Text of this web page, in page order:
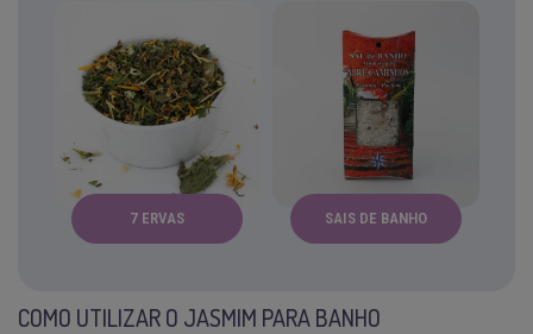
7 ERVAS SAIS DE BANHO
COMO UTILIZAR O JASMIM PARA BANHO